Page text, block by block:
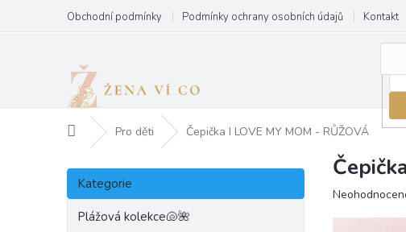
obsah
Obchodní podmínky Podmínky ochrany osobních údajů Kontakt
Domů Pro děti Čepička I LOVE MY MOM - RŮŽOVÁ
P
s
Přeskočit
kategorie
Kategorie
Plážová kolekce🐚🌺
Průměrné